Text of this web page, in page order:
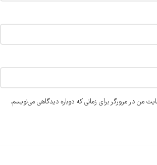
من در مرورگر برای زمانی که دوباره دیدگاهی می‌نویسم.